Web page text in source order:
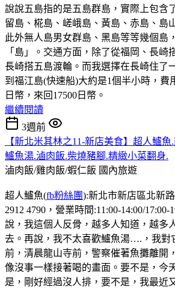
說說五島指的是五島群島，實際上包含
留島、椛島、嵯峨島、黃島、赤島、島
此外無人島男女群島、黑島等等幾個島
「島」。交通方面，除了從福岡、長崎
長崎搭五島渡輪。而我選擇在長崎住了
到福江島(快速船)大約是1個半小時，費
日幣，來回17500日幣。
繼續閱讀
3週前
【新北米其林之11-新店美食】超人鱸
鱸魚湯.滷肉飯.柴燒豬腳.精緻小菜翻身.
滷肉飯/雞肉飯/蝦仁飯 國內旅遊
超人鱸魚(fb粉絲團):新北市新店區北新
2912 4790，營業時間:11:00-14:00/
說，我這個人反骨，越多人知道，越多
去。再說，我不太喜歡鱸魚湯….，我對
前，清晨龍山寺前，警察催著魚攤離開
像沒事一樣接著喝的畫面。要不是，今
是，剛好經過沒人排，要不是，我最近